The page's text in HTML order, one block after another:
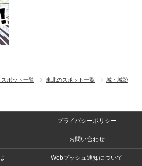
スポット一覧 東北のスポット一覧
城・城跡
プライバシーポリシー
お問い合わせ
Webプッシュ通知について